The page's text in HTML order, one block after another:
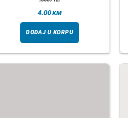
4.00KM
DODAJ U KORPU